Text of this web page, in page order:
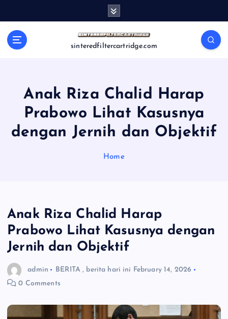
sinteredfiltercartridge.com
Anak Riza Chalid Harap
Prabowo Lihat Kasusnya
dengan Jernih dan Objektif
Home
Anak Riza Chalid Harap
Prabowo Lihat Kasusnya dengan
Jernih dan Objektif
admin BERITA, berita hari ini February 14, 2026
0 Comments